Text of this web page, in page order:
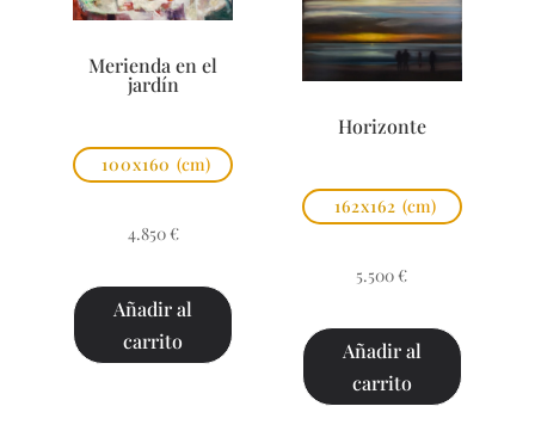
Merienda en el
jardín
100x160 (cm)
4.850 €
Añadir al
carrito
Horizonte
162x162 (cm)
5.500 €
Añadir al
carrito